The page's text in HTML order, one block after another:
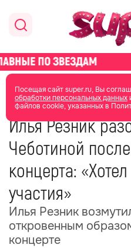
Посещая сайт super.ru, Вы
обработки персональных данных
файлов cookie, указанных в
главная новости о
22 октября 2025 08:19
Илья Резник
Чеботиной
концерта:
участия»
Илья Резник
откровенным
концерте